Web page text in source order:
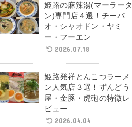
姫路の麻辣湯(マーラータ
ン)専門店４選！チーパ
オ・シャオドン・ヤミ
ー・フーエン
2026.07.18
姫路発祥とんこつラーメ
ン人気店３選！ずんどう
屋・金豚・虎砲の特徴レ
ビュー
2026.04.04